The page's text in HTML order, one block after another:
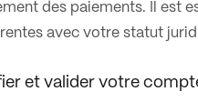
des paiements. Il est
avec votre statut
et valider votre